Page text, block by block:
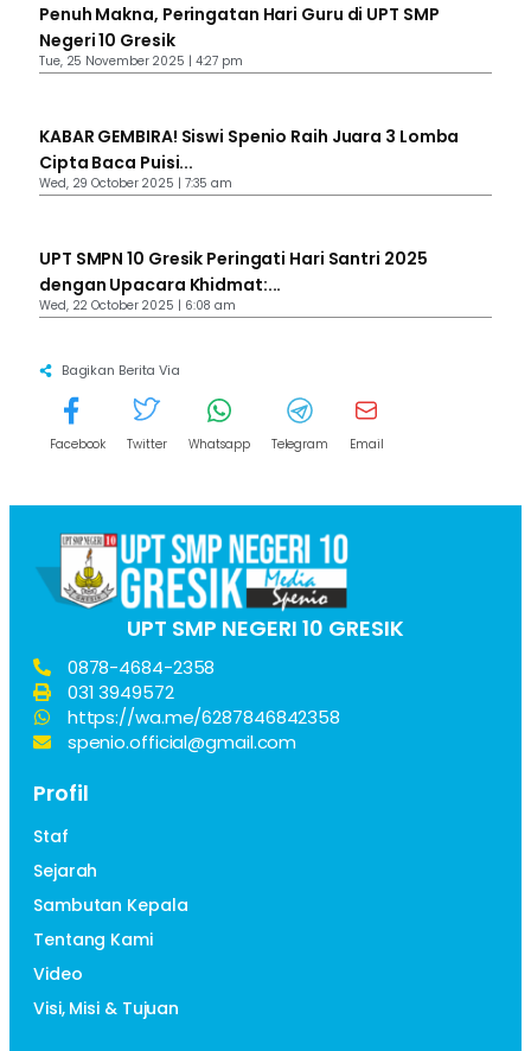
Penuh Makna, Peringatan Hari Guru di UPT SMP
Negeri 10 Gresik
Tue, 25 November 2025 | 4:27 pm
KABAR GEMBIRA! Siswi Spenio Raih Juara 3 Lomba
Cipta Baca Puisi...
Wed, 29 October 2025 | 7:35 am
UPT SMPN 10 Gresik Peringati Hari Santri 2025
dengan Upacara Khidmat:...
Wed, 22 October 2025 | 6:08 am
Bagikan Berita Via
Facebook Twitter Whatsapp Telegram Email
UPT SMP NEGERI 10 GRESIK
0878-4684-2358
031 3949572
https://wa.me/6287846842358
spenio.official@gmail.com
Profil
Staf
Sejarah
Sambutan Kepala
Tentang Kami
Video
Visi, Misi & Tujuan